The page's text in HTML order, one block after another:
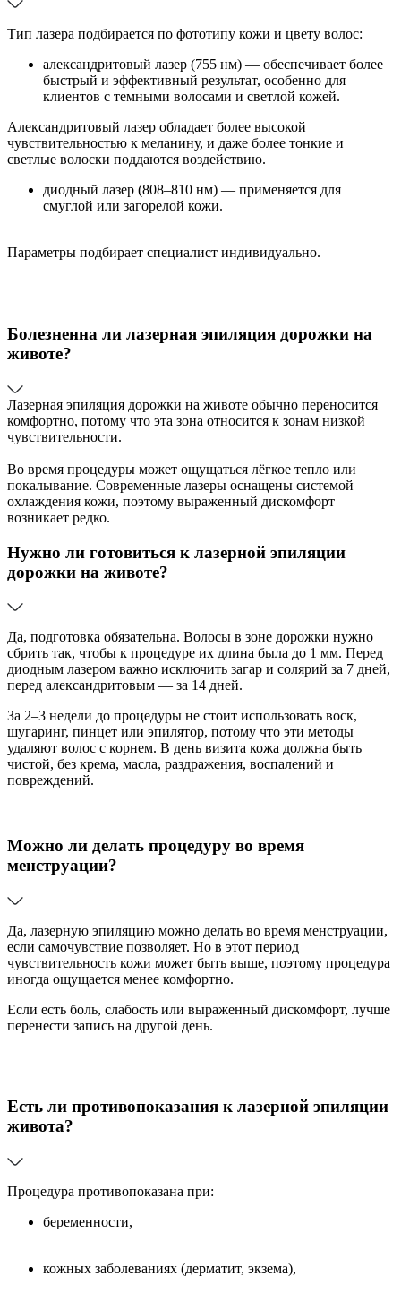
Тип лазера подбирается по фототипу кожи и цвету волос:
александритовый лазер (755 нм) — обеспечивает более
быстрый и эффективный результат, особенно для
клиентов с темными волосами и светлой кожей.
Александритовый лазер обладает более высокой
чувствительностью к меланину, и даже более тонкие и
светлые волоски поддаются воздействию.
диодный лазер (808–810 нм) — применяется для
смуглой или загорелой кожи.
Параметры подбирает специалист индивидуально.
Болезненна ли лазерная эпиляция дорожки на
животе?
Лазерная эпиляция дорожки на животе обычно переносится
комфортно, потому что эта зона относится к зонам низкой
чувствительности.
Во время процедуры может ощущаться лёгкое тепло или
покалывание. Современные лазеры оснащены системой
охлаждения кожи, поэтому выраженный дискомфорт
возникает редко.
Нужно ли готовиться к лазерной эпиляции
дорожки на животе?
Да, подготовка обязательна. Волосы в зоне дорожки нужно
сбрить так, чтобы к процедуре их длина была до 1 мм. Перед
диодным лазером важно исключить загар и солярий за 7 дней,
перед александритовым — за 14 дней.
За 2–3 недели до процедуры не стоит использовать воск,
шугаринг, пинцет или эпилятор, потому что эти методы
удаляют волос с корнем. В день визита кожа должна быть
чистой, без крема, масла, раздражения, воспалений и
повреждений.
Можно ли делать процедуру во время
менструации?
Да, лазерную эпиляцию можно делать во время менструации,
если самочувствие позволяет. Но в этот период
чувствительность кожи может быть выше, поэтому процедура
иногда ощущается менее комфортно.
Если есть боль, слабость или выраженный дискомфорт, лучше
перенести запись на другой день.
Есть ли противопоказания к лазерной эпиляции
живота?
Процедура противопоказана при:
беременности,
кожных заболеваниях (дерматит, экзема),